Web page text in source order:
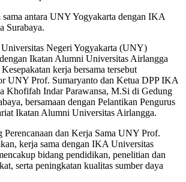
sama antara UNY Yogyakarta dengan IKA
Surabaya.
Negeri Yogyakarta (UNY)
Ikatan Alumni Universitas Airlangga
kerja bersama tersebut
UNY Prof. Sumaryanto dan Ketua DPP IKA
Khofifah Indar Parawansa, M.Si di Gedung
bersamaan dengan Pelantikan Pengurus
Ikatan Alumni Universitas Airlangga.
dan Kerja Sama UNY Prof.
kerja sama dengan IKA Universitas
bidang pendidikan, penelitian dan
serta peningkatan kualitas sumber daya